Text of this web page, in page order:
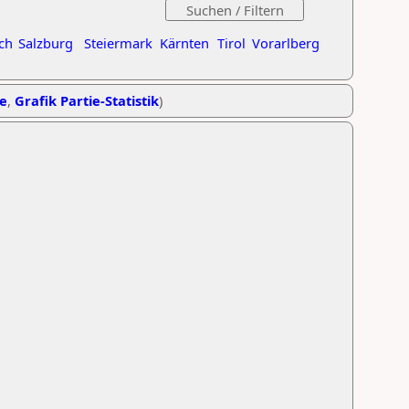
Salzburg Steiermark Kärnten Tirol Vorarlberg
, Grafik Partie-Statistik)